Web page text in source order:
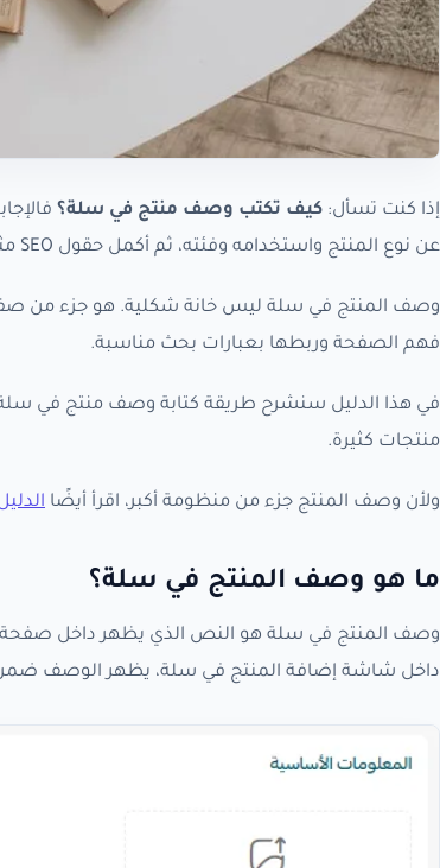
إذا كنت تسأل: كيف تكتب وصف منتج في سلة؟
عن نوع المنتج واستخدامه وفئته، ثم أكمل حقول SEO مثل عنوان الصفحة، الرابط المخصص، الوصف التعريفي، وALT الصور.
وصف المنتج في سلة ليس خانة شكلية. هو جزء من صفحة
فهم الصفحة وربطها بعبارات بحث مناسبة.
في هذا الدليل سنشرح طريقة كتابة وصف منتج في
منتجات كثيرة.
ولأن وصف المنتج جزء من منظومة أكبر، اقرأ أيضًا
ما هو وصف المنتج في سلة؟
وصف المنتج في سلة هو النص الذي يظهر داخل صفحة
داخل شاشة إضافة المنتج في سلة، يظهر الوصف ضمن